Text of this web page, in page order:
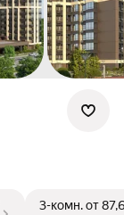
3-комн.от